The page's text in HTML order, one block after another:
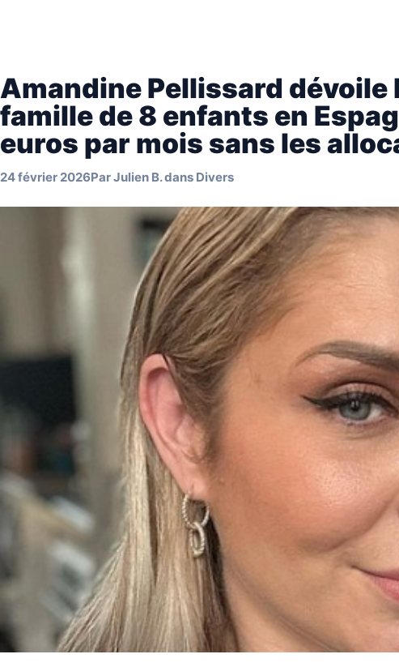
Amandine Pellissard dévoile
famille de 8 enfants en
euros par mois sans les
24 février 2026ParJulien B.dans Divers